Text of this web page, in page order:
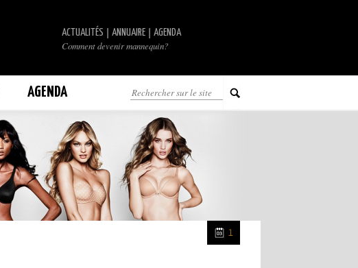
ACTUALITÉS ANNUAIRE AGENDA
Comment devenir mannequin?
AGENDA
1